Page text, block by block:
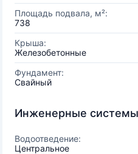
Площадь подвала, м²:
738
Крыша:
Железобетонные
Фундамент:
Свайный
Инженерные системы
Водоотведение:
Центральное